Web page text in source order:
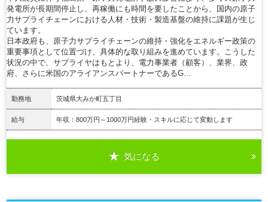
発電所が長期間停止し、再稼働にも時間を要したことから、国内の原子
力サプライチェーンにおける人材・技術・製造基盤の維持に課題が生じ
ています。
日本政府も、原子力サプライチェーンの維持・強化をエネルギー政策の
重要事項として位置づけ、具体的な取り組みを進めています。こうした
状況の中で、サプライヤはもとより、電力事業者（顧客）、業界、政
府、さらに米国のアライアンスパートナーであるG…
勤務地 茨城県大みか町五丁目
給与 年収：800万円～1000万円経験・スキルに応じて変動します
気になる